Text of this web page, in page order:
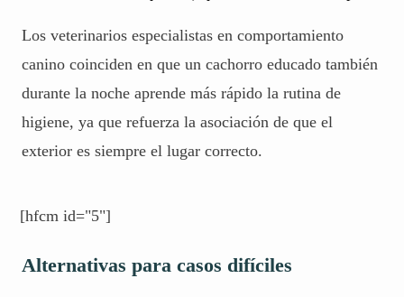
Los veterinarios especialistas en comportamiento
canino coinciden en que un cachorro educado también
durante la noche aprende más rápido la rutina de
higiene, ya que refuerza la asociación de que el
exterior es siempre el lugar correcto.
[hfcm id="5"]
Alternativas para casos difíciles